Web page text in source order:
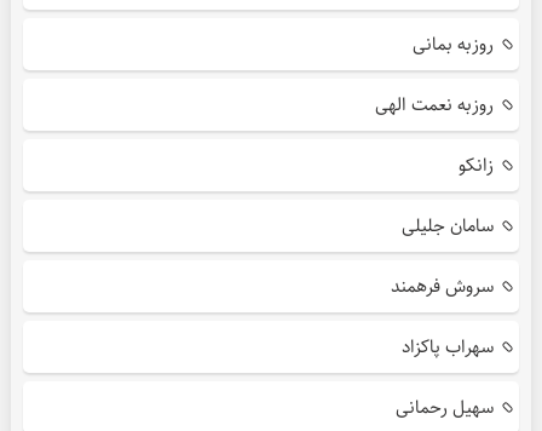
روزبه بمانی
روزبه نعمت الهی
زانکو
سامان جلیلی
سروش فرهمند
سهراب پاکزاد
سهیل رحمانی